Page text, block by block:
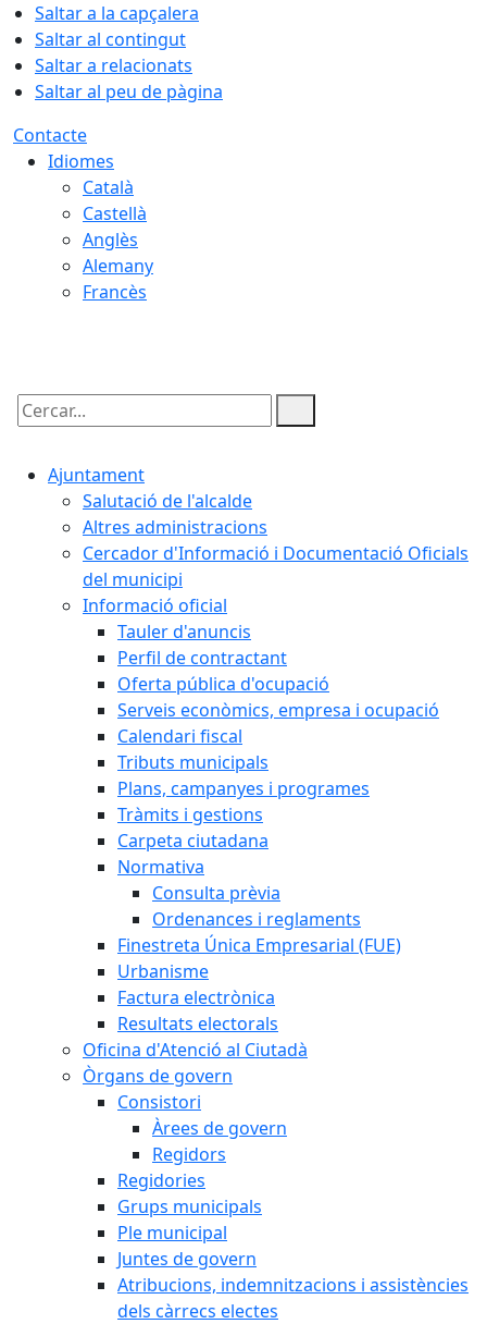
Saltar a la capçalera
Saltar al contingut
Saltar a relacionats
Saltar al peu de pàgina
Contacte
Idiomes
Català
Castellà
Anglès
Alemany
Francès
Cercar:
Ajuntament
Salutació de l'alcalde
Altres administracions
Cercador d'Informació i Documentació Oficials
del municipi
Informació oficial
Tauler d'anuncis
Perfil de contractant
Oferta pública d'ocupació
Serveis econòmics, empresa i ocupació
Calendari fiscal
Tributs municipals
Plans, campanyes i programes
Tràmits i gestions
Carpeta ciutadana
Normativa
Consulta prèvia
Ordenances i reglaments
Finestreta Única Empresarial (FUE)
Urbanisme
Factura electrònica
Resultats electorals
Oficina d'Atenció al Ciutadà
Òrgans de govern
Consistori
Àrees de govern
Regidors
Regidories
Grups municipals
Ple municipal
Juntes de govern
Atribucions, indemnitzacions i assistències
dels càrrecs electes